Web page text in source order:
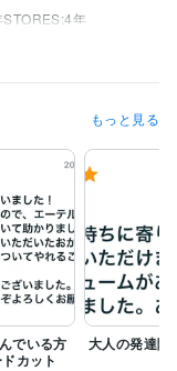
STORES:4年
エーテルコードカット
開通・拡大
感情解放
ク解除
ルギー整体
もっと見る
でいる方
カット
大人の発達障